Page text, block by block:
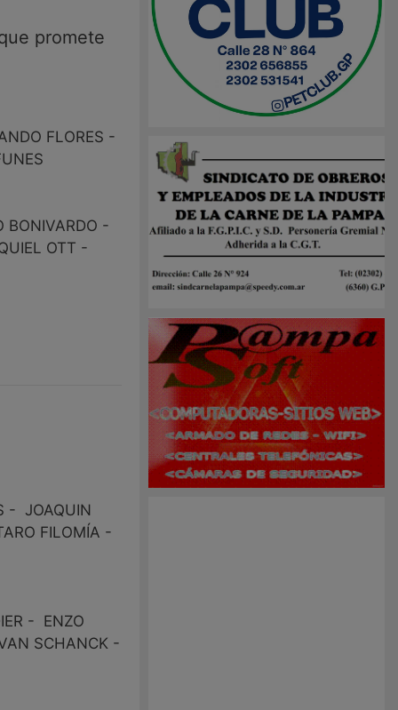
promete
FLORES -
BONIVARDO -
OTT -
- JOAQUIN
FILOMÍA -
- ENZO
SCHANCK -